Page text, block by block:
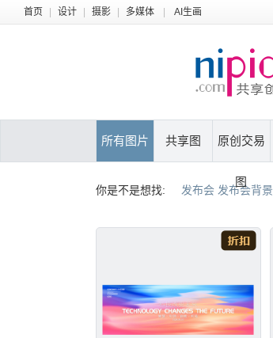
首页 设计 摄影 多媒体 AI生画
所有图片 共享图 原创交易
图
你是不是想找: 发布会 发布会背景